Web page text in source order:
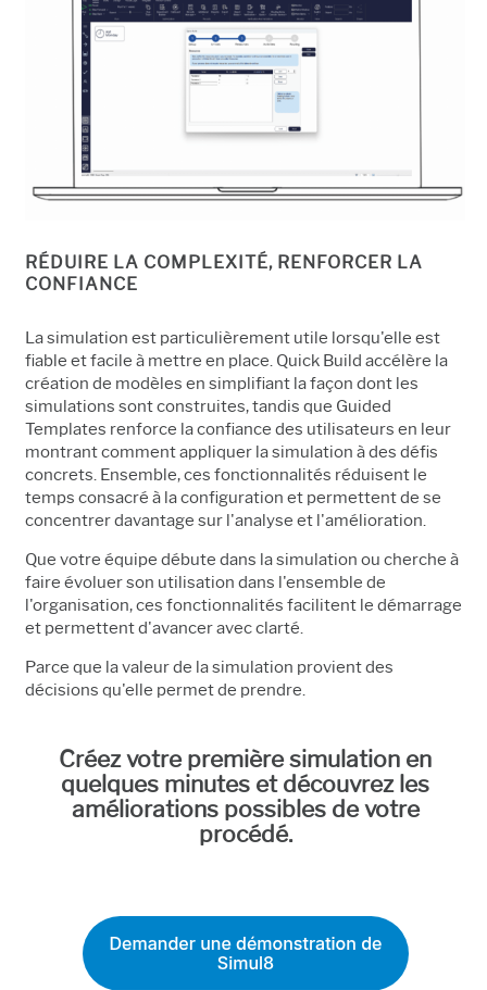
RÉDUIRE LA COMPLEXITÉ, RENFORCER LA
CONFIANCE
La simulation est particulièrement utile lorsqu'elle est
fiable et facile à mettre en place. Quick Build accélère la
création de modèles en simplifiant la façon dont les
simulations sont construites, tandis que Guided
Templates renforce la confiance des utilisateurs en leur
montrant comment appliquer la simulation à des défis
concrets. Ensemble, ces fonctionnalités réduisent le
temps consacré à la configuration et permettent de se
concentrer davantage sur l'analyse et l'amélioration.
Que votre équipe débute dans la simulation ou cherche à
faire évoluer son utilisation dans l'ensemble de
l'organisation, ces fonctionnalités facilitent le démarrage
et permettent d'avancer avec clarté.
Parce que la valeur de la simulation provient des
décisions qu'elle permet de prendre.
Créez votre première simulation en
quelques minutes et découvrez les
améliorations possibles de votre
procédé.